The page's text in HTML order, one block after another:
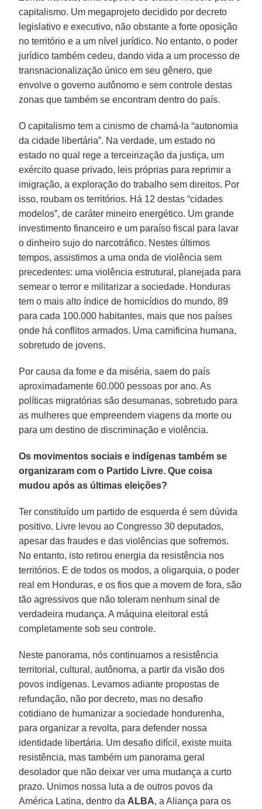
capitalismo. Um megaprojeto decidido por decreto
legislativo e executivo, não obstante a forte oposição
no território e a um nível jurídico. No entanto, o poder
jurídico também cedeu, dando vida a um processo de
transnacionalização único em seu gênero, que
envolve o governo autônomo e sem controle destas
zonas que também se encontram dentro do país.
O capitalismo tem a cinismo de chamá-la “autonomia
da cidade libertária”. Na verdade, um estado no
estado no qual rege a terceirização da justiça, um
exército quase privado, leis próprias para reprimir a
imigração, a exploração do trabalho sem direitos. Por
isso, roubam os territórios. Há 12 destas “cidades
modelos”, de caráter mineiro energético. Um grande
investimento financeiro e um paraíso fiscal para lavar
o dinheiro sujo do narcotráfico. Nestes últimos
tempos, assistimos a uma onda de violência sem
precedentes: uma violência estrutural, planejada para
semear o terror e militarizar a sociedade. Honduras
tem o mais alto índice de homicídios do mundo, 89
para cada 100.000 habitantes, mais que nos países
onde há conflitos armados. Uma carnificina humana,
sobretudo de jovens.
Por causa da fome e da miséria, saem do país
aproximadamente 60.000 pessoas por ano. As
políticas migratórias são desumanas, sobretudo para
as mulheres que empreendem viagens da morte ou
para um destino de discriminação e violência.
Os movimentos sociais e indígenas também se
organizaram com o Partido Livre. Que coisa
mudou após as últimas eleições?
Ter constituído um partido de esquerda é sem dúvida
positivo. Livre levou ao Congresso 30 deputados,
apesar das fraudes e das violências que sofremos.
No entanto, isto retirou energia da resistência nos
territórios. E de todos os modos, a oligarquia, o poder
real em Honduras, e os fios que a movem de fora, são
tão agressivos que não toleram nenhum sinal de
verdadeira mudança. A máquina eleitoral está
completamente sob seu controle.
Neste panorama, nós continuamos a resistência
territorial, cultural, autônoma, a partir da visão dos
povos indígenas. Levamos adiante propostas de
refundação, não por decreto, mas no desafio
cotidiano de humanizar a sociedade hondurenha,
para organizar a revolta, para defender nossa
identidade libertária. Um desafio difícil, existe muita
resistência, mas também um panorama geral
desolador que não deixar ver uma mudança a curto
prazo. Unimos nossa luta a de outros povos da
América Latina, dentro da ALBA, a Aliança para os